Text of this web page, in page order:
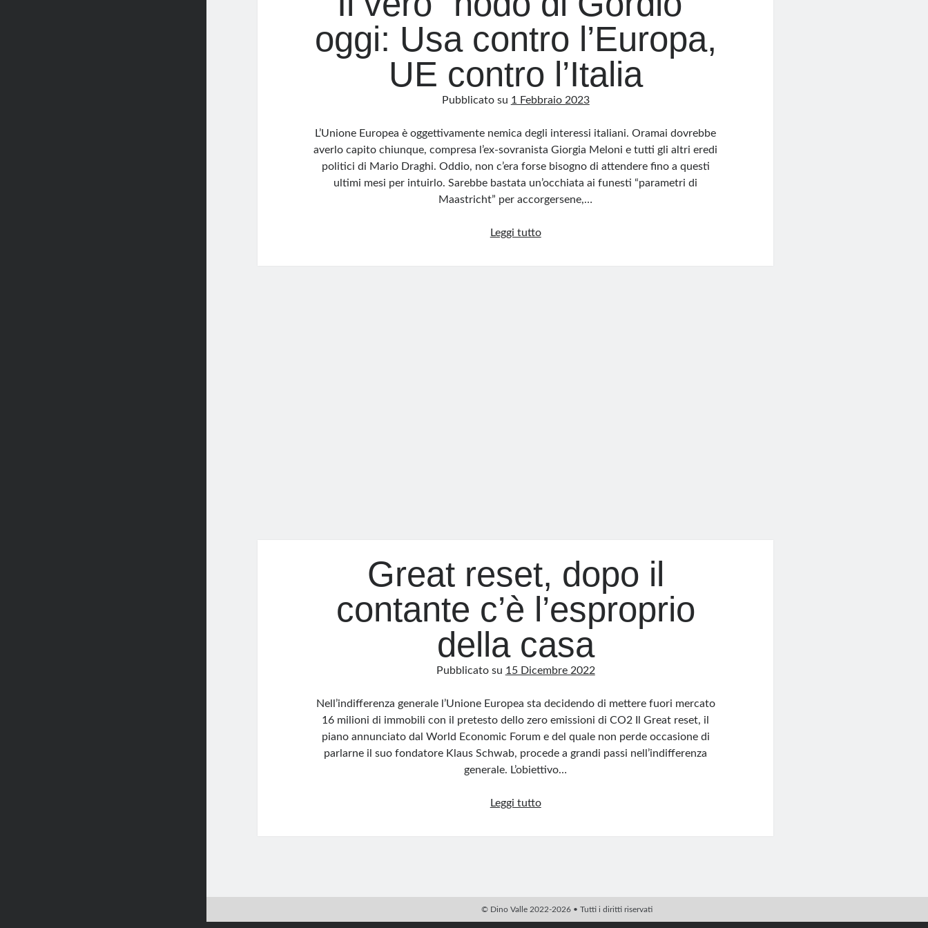
oggi: Usa contro l’Europa,
UE contro l’Italia
Pubblicato su 1 Febbraio 2023
L’Unione Europea è oggettivamente nemica degli interessi italiani. Oramai dovrebbe
averlo capito chiunque, compresa l’ex-sovranista Giorgia Meloni e tutti gli altri eredi
politici di Mario Draghi. Oddio, non c’era forse bisogno di attendere fino a questi
ultimi mesi per intuirlo. Sarebbe bastata un’occhiata ai funesti “parametri di
Maastricht” per accorgersene,…
Leggi tuttoIl
Great reset, dopo il
contante c’è l’esproprio
della casa
Pubblicato su 15 Dicembre 2022
Nell’indifferenza generale l’Unione Europea sta decidendo di mettere fuori mercato
16 milioni di immobili con il pretesto dello zero emissioni di CO2 Il Great reset, il
piano annunciato dal World Economic Forum e del quale non perde occasione di
parlarne il suo fondatore Klaus Schwab, procede a grandi passi nell’indifferenza
generale. L’obiettivo…
Leggi tuttoGreat
© Dino Valle 2022-2026 • Tutti i diritti riservati